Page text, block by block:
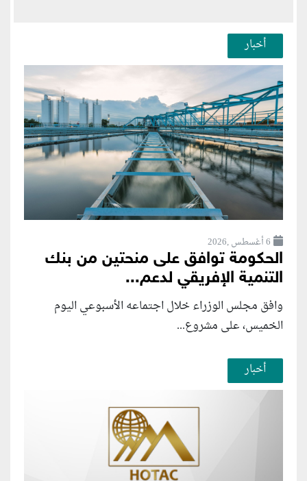
أخبار
6 أغسطس ,2026
الحكومة توافق على منحتين من بنك
التنمية الإفريقي لدعم...
وافق مجلس الوزراء خلال اجتماعه الأسبوعي اليوم
الخميس، على مشروع...
أخبار